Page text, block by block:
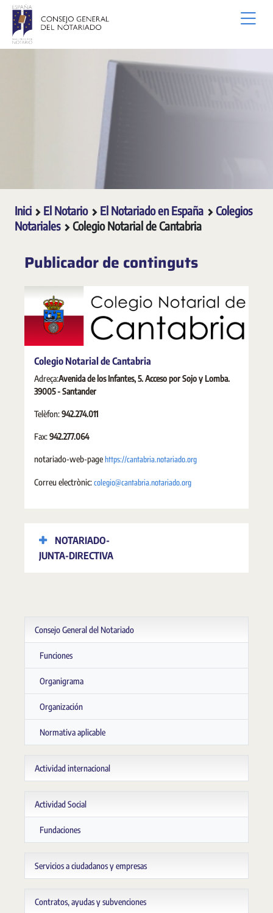
Salta al contingut principal
Inici El Notario El Notariado en España
Colegios
Notariales
Colegio Notarial de Cantabria
Publicador de continguts
Colegio Notarial de Cantabria
Adreça:Avenida de los Infantes, 5. Acceso por Sojo y Lomba.
39005 - Santander
Telèfon:942.274.011
Fax:942.277.064
notariado-web-pagehttps://cantabria.notariado.org
Correu electrònic:colegio@cantabria.notariado.org
NOTARIADO-
JUNTA-DIRECTIVA
Consejo General del Notariado
Funciones
Organigrama
Organización
Normativa aplicable
Actividad internacional
Actividad Social
Fundaciones
Servicios a ciudadanos y empresas
Contratos, ayudas y subvenciones